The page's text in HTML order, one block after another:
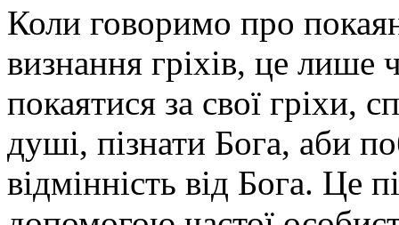
Коли говоримо про
визнання гріхів, це
покаятися за свої гріхи,
душі, пізнати Бога, аби
відмінність від Бога. Це